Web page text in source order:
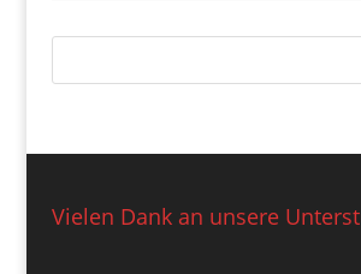
Vielen Dank an unsere